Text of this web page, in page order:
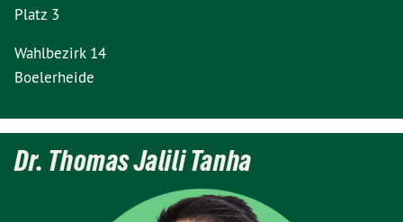
Platz 3
Wahlbezirk 14
Boelerheide
Dr. Thomas Jalili Tanha